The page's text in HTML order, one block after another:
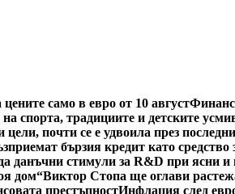
само в евро от 10 август
спорта, традициите и детските
почти се е удвоила през
бързия кредит като
данъчни стимули за R&D при ясни и
дом“Виктор Стопа ще оглави
престъпностИнфлация след